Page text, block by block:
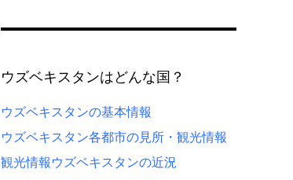
ウズベキスタンはどんな国？
ウズベキスタンの基本情報
ウズベキスタン各都市の見所・観光情報
観光情報 ウズベキスタンの近況